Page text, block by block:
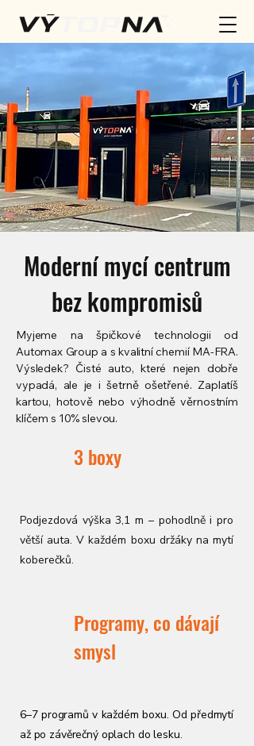
Moderní mycí centrum
bez kompromisů
Myjeme na špičkové technologii od
Automax Group a s kvalitní chemií MA-FRA.
Výsledek? Čisté auto, které nejen dobře
vypadá, ale je i šetrně ošetřené. Zaplatíš
kartou, hotově nebo výhodně věrnostním
klíčem s 10% slevou.
3 boxy
Podjezdová výška 3,1 m – pohodlně i pro
větší auta. V každém boxu držáky na mytí
koberečků.
Programy, co dávají
smysl
6–7 programů v každém boxu. Od předmytí
až po závěrečný oplach do lesku.